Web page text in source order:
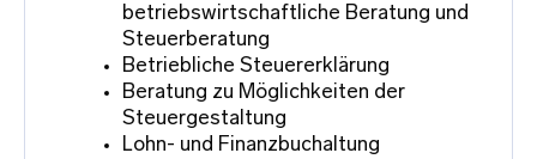
betriebswirtschaftliche Beratung und
Steuerberatung
Betriebliche Steuererklärung
Beratung zu Möglichkeiten der
Steuergestaltung
Lohn- und Finanzbuchaltung